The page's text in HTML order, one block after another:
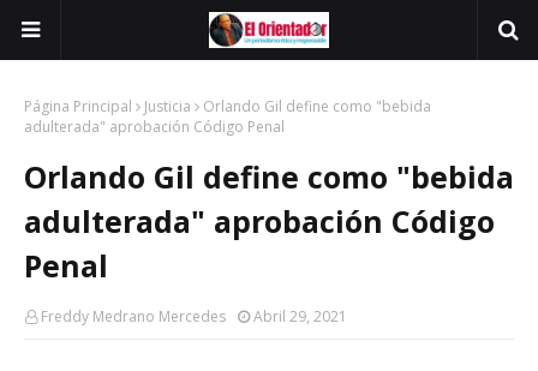
Página Principal Justicia
Orlando Gil define como "bebida
adulterada" aprobación Código Penal
Orlando Gil define como "bebida
adulterada" aprobación Código
Penal
Freddy Medrano Mercedes Abril 29, 2021